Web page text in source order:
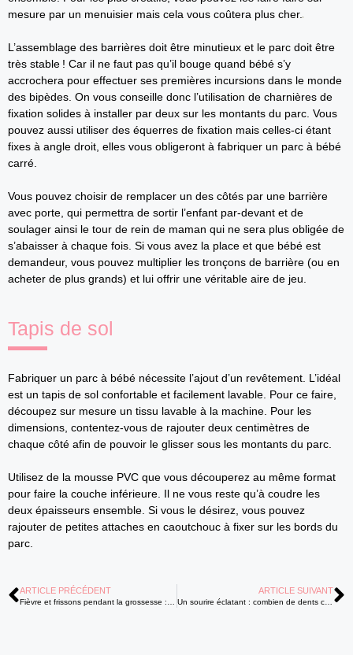
mesure par un menuisier mais cela vous coûtera plus cher.
L’assemblage des barrières doit être minutieux et le parc doit être
très stable ! Car il ne faut pas qu’il bouge quand bébé s’y
accrochera pour effectuer ses premières incursions dans le monde
des bipèdes. On vous conseille donc l’utilisation de charnières de
fixation solides à installer par deux sur les montants du parc. Vous
pouvez aussi utiliser des équerres de fixation mais celles-ci étant
fixes à angle droit, elles vous obligeront à fabriquer un parc à bébé
carré.
Vous pouvez choisir de remplacer un des côtés par une barrière
avec porte, qui permettra de sortir l’enfant par-devant et de
soulager ainsi le tour de rein de maman qui ne sera plus obligée de
s’abaisser à chaque fois. Si vous avez la place et que bébé est
demandeur, vous pouvez multiplier les tronçons de barrière (ou en
acheter de plus grands) et lui offrir une véritable aire de jeu.
Tapis de sol
Fabriquer un parc à bébé nécessite l’ajout d’un revêtement. L’idéal
est un tapis de sol confortable et facilement lavable. Pour ce faire,
découpez sur mesure un tissu lavable à la machine. Pour les
dimensions, contentez-vous de rajouter deux centimètres de
chaque côté afin de pouvoir le glisser sous les montants du parc.
Utilisez de la mousse PVC que vous découperez au même format
pour faire la couche inférieure. Il ne vous reste qu’à coudre les
deux épaisseurs ensemble. Si vous le désirez, vous pouvez
rajouter de petites attaches en caoutchouc à fixer sur les bords du
parc.
ARTICLE PRÉCÉDENT ARTICLE SUIVANT
Un sourire éclatant : combien de dents composent le sourire parfait de votre enfant ?